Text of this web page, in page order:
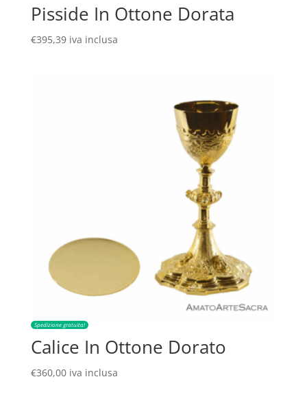
Pisside In Ottone Dorata
€395,39 iva inclusa
Spedizione gratuita!
Calice In Ottone Dorato
€360,00 iva inclusa